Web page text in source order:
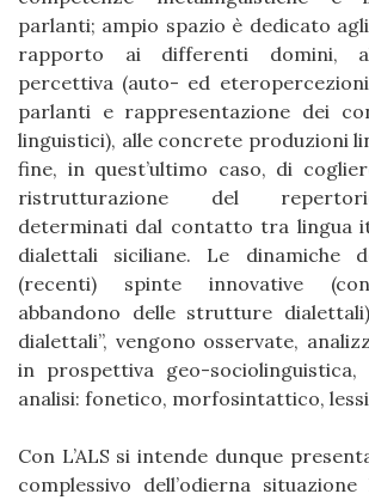
parlanti; ampio spazio è dedicato
rapporto ai differenti domini,
percettiva (auto- ed
parlanti e rappresentazione dei
linguistici), alle concrete produzioni
fine, in quest’ultimo caso, di
ristrutturazione del
determinati dal contatto tra lingua
dialettali siciliane. Le dinamiche
(recenti) spinte innovative
abbandono delle strutture
dialettali”, vengono osservate,
in prospettiva geo-
analisi: fonetico, morfosintattico,
Con L’ALS si intende dunque
complessivo dell’odierna